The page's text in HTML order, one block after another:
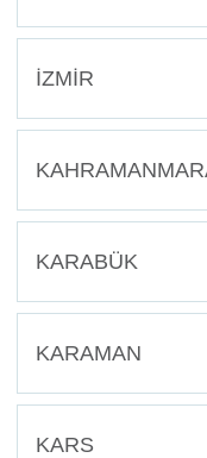
İZMİR
KARABÜK
KARAMAN
KARS